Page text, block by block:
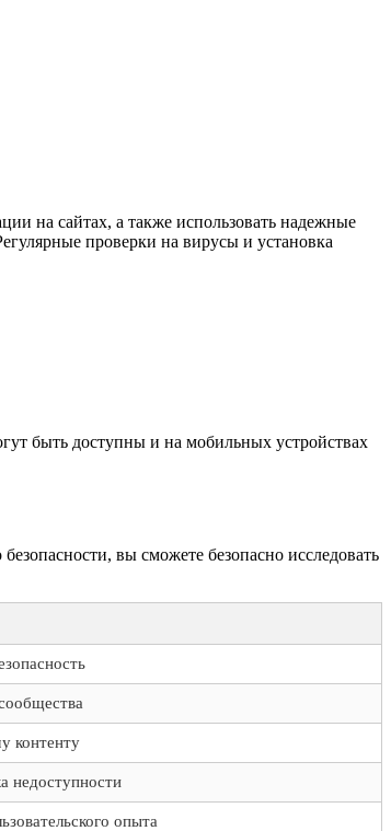
на сайтах, а также использовать надежные
проверки на вирусы и установка
быть доступны и на мобильных устройствах
вы сможете безопасно исследовать
контенту
недоступности
опыта